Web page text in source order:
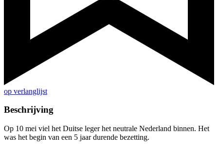
op verlanglijst
Beschrijving
Op 10 mei viel het Duitse leger het neutrale Nederland binnen. Het
was het begin van een 5 jaar durende bezetting.